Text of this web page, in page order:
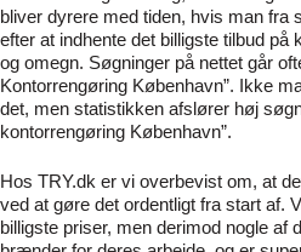
bliver dyrere med tiden, hvis man fra
efter at indhente det billigste tilbud på
og omegn. Søgninger på nettet går
Kontorrengøring København”. Ikke
det, men statistikken afslører høj
kontorrengøring København”.
Hos TRY.dk er vi overbevist om, at
ved at gøre det ordentligt fra start af.
billigste priser, men derimod nogle af